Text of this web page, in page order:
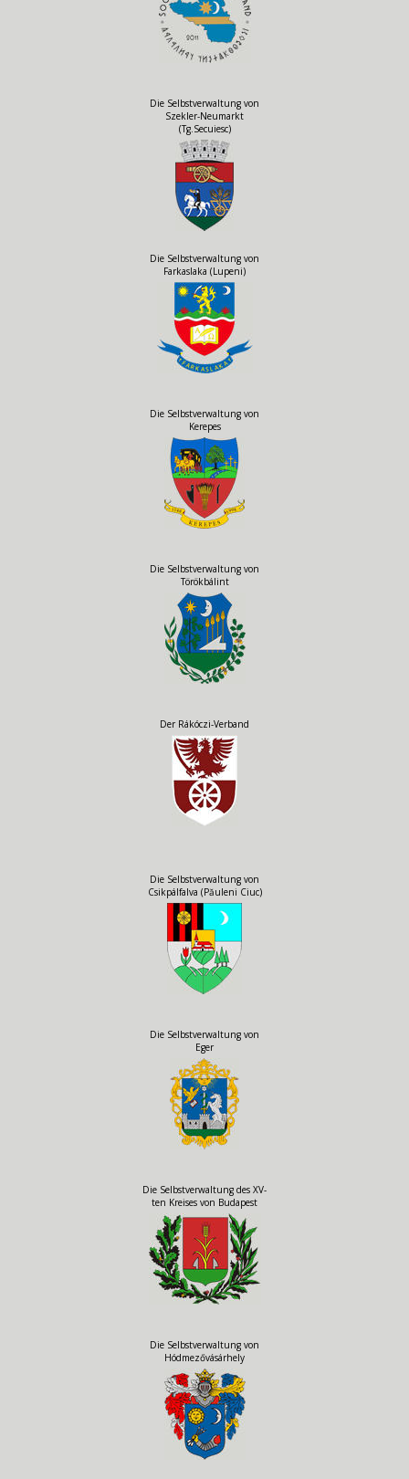
Die Selbstverwaltung von
Szekler-Neumarkt
(Tg.Secuiesc)
Die Selbstverwaltung von
Farkaslaka (Lupeni)
Die Selbstverwaltung von
Kerepes
Die Selbstverwaltung von
Törökbálint
Der Rákóczi-Verband
Die Selbstverwaltung von
Csikpálfalva (Păuleni Ciuc)
Die Selbstverwaltung von
Eger
Die Selbstverwaltung des XV-
ten Kreises von Budapest
Die Selbstverwaltung von
Hódmezővásárhely